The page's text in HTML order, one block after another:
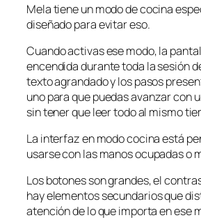
Mela tiene un modo de cocina
diseñado para evitar eso.
Cuando activas ese modo, la
encendida durante toda la sesión
texto agrandado y los pasos
uno para que puedas avanzar con
sin tener que leer todo al mismo
La interfaz en modo cocina está
usarse con las manos ocupadas o
Los botones son grandes, el
hay elementos secundarios que
atención de lo que importa en ese